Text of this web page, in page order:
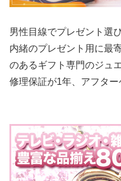
男性目線でプレゼント選
内緒のプレゼント用に最
のあるギフト専門のジュ
修理保証が1年、アフター